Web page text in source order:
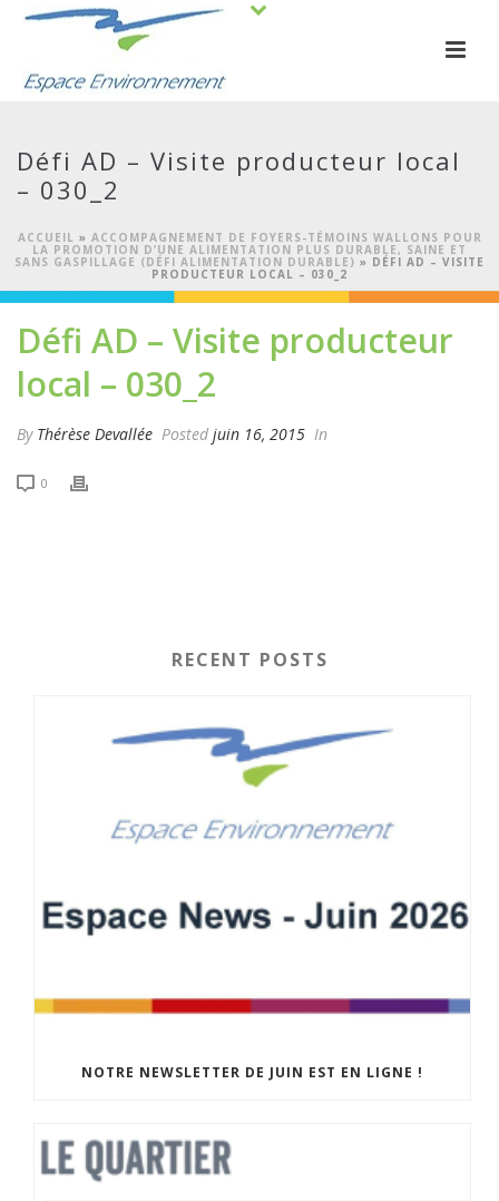
Défi AD – Visite producteur local
– 030_2
ACCUEIL » ACCOMPAGNEMENT DE FOYERS-TÉMOINS WALLONS POUR
LA PROMOTION D’UNE ALIMENTATION PLUS DURABLE, SAINE ET
SANS GASPILLAGE (DÉFI ALIMENTATION DURABLE) » DÉFI AD – VISITE
PRODUCTEUR LOCAL – 030_2
Défi AD – Visite producteur
local – 030_2
By Thérèse Devallée Posted juin 16, 2015 In
0
RECENT POSTS
NOTRE NEWSLETTER DE JUIN EST EN LIGNE !